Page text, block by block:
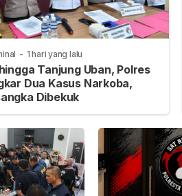
- 1 hari yang lalu
Tanjung Uban, Polres
Dua Kasus Narkoba,
Dibekuk